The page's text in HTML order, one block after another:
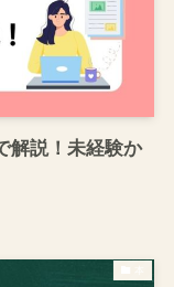
解説！未経験か